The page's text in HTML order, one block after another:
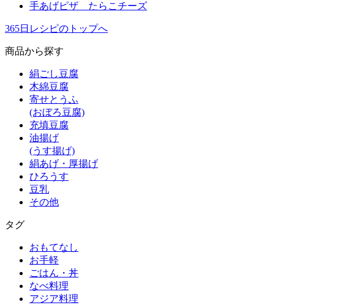
手あげピザ たらこチーズ
365日レシピのトップへ
商品から探す
絹ごし豆腐
木綿豆腐
寄せとうふ
(おぼろ豆腐)
充填豆腐
油揚げ
(うす揚げ)
絹あげ・厚揚げ
ひろうす
豆乳
その他
タグ
おもてなし
お手軽
ごはん・丼
なべ料理
アジア料理